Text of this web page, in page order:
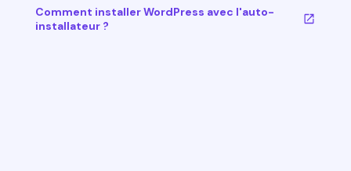
Comment installer WordPress avec l'auto-
installateur ?